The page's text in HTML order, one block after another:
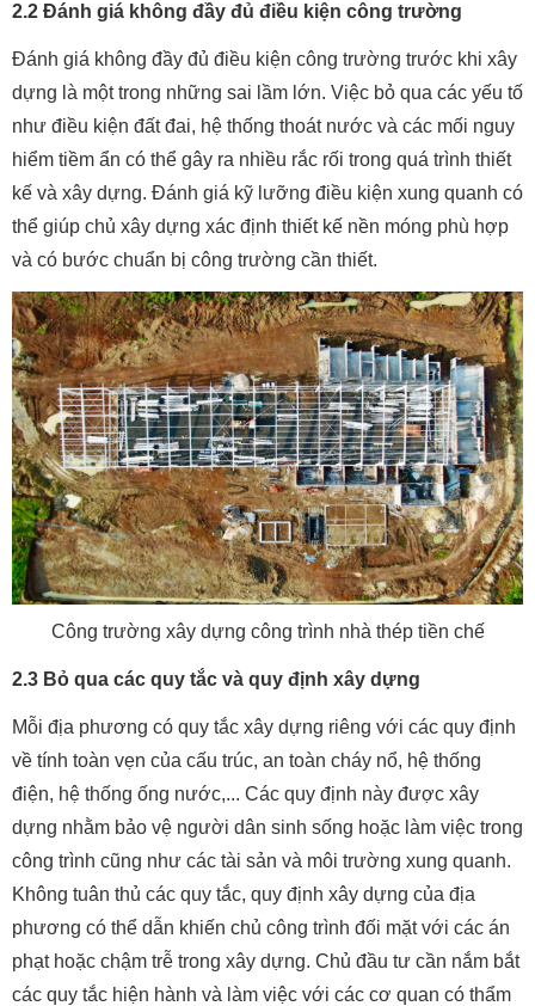
2.2 Đánh giá không đầy đủ điều kiện công trường
Đánh giá không đầy đủ điều kiện công trường trước khi xây
dựng là một trong những sai lầm lớn. Việc bỏ qua các yếu tố
như điều kiện đất đai, hệ thống thoát nước và các mối nguy
hiểm tiềm ẩn có thể gây ra nhiều rắc rối trong quá trình thiết
kế và xây dựng. Đánh giá kỹ lưỡng điều kiện xung quanh có
thể giúp chủ xây dựng xác định thiết kế nền móng phù hợp
và có bước chuẩn bị công trường cần thiết.
Công trường xây dựng công trình nhà thép tiền chế
2.3 Bỏ qua các quy tắc và quy định xây dựng
Mỗi địa phương có quy tắc xây dựng riêng với các quy định
về tính toàn vẹn của cấu trúc, an toàn cháy nổ, hệ thống
điện, hệ thống ống nước,... Các quy định này được xây
dựng nhằm bảo vệ người dân sinh sống hoặc làm việc trong
công trình cũng như các tài sản và môi trường xung quanh.
Không tuân thủ các quy tắc, quy định xây dựng của địa
phương có thể dẫn khiến chủ công trình đối mặt với các án
phạt hoặc chậm trễ trong xây dựng. Chủ đầu tư cần nắm bắt
các quy tắc hiện hành và làm việc với các cơ quan có thẩm